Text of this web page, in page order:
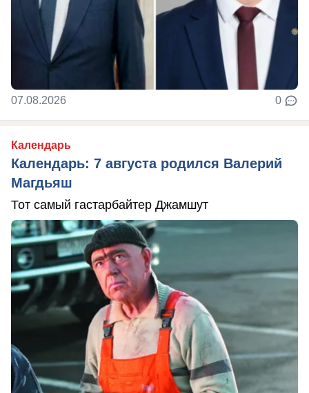
07.08.2026 0
Календарь
Календарь: 7 августа родился Валерий
Магдьяш
Тот самый гастарбайтер Джамшут